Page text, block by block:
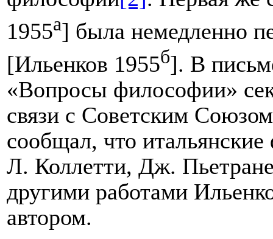
1955а] была немедленно
[Ильенков 1955б]. В
«Вопросы философии»
связи с Советским
сообщал, что
Л. Коллетти, Дж.
другими работами
автором.